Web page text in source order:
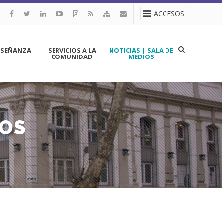
ACCESOS
SERVICIOS A LA
COMUNIDAD
NOTICIAS | SALA DE
MEDIOS